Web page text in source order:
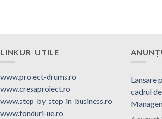
LINKURI UTILE
www.proiect-drums.ro
www.cresaproiect.ro
www.step-by-step-in-business.ro
www.fonduri-ue.ro
Lansare
cadrul